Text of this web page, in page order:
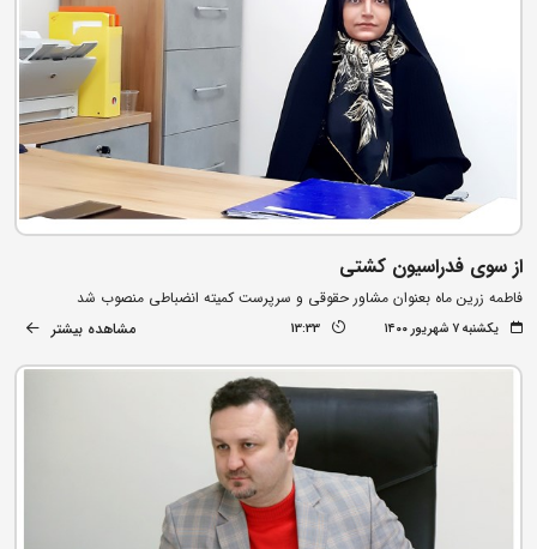
از سوی فدراسیون کشتی
فاطمه زرین ماه بعنوان مشاور حقوقی و سرپرست کمیته انضباطی منصوب شد
یکشنبه ۷ شهریور ۱۴۰۰ 13:33 مشاهده بیشتر